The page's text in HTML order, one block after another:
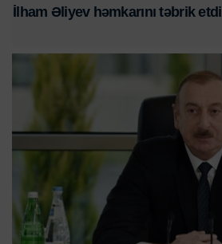
İlham Əliyev həmkarını təbrik etdi